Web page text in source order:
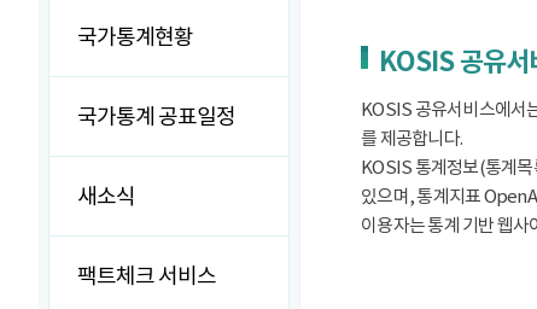
국가통계현황
국가통계 공표일정
새소식
팩트체크 서비스
KOSIS 공유서
KOSIS 공유서비스에서
를 제공합니다.
KOSIS 통계정보(통계
있으며, 통계지표
이용자는 통계 기반 웹사